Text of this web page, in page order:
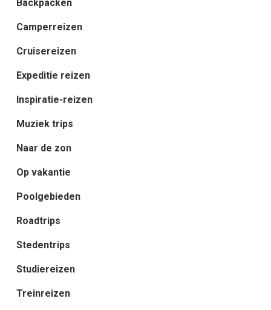
Backpacken
Camperreizen
Cruisereizen
Expeditie reizen
Inspiratie-reizen
Muziek trips
Naar de zon
Op vakantie
Poolgebieden
Roadtrips
Stedentrips
Studiereizen
Treinreizen